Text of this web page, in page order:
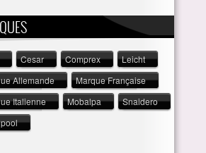
Cesar Comprex
Leicht
Allemande
Marque Française
Italienne
Mobalpa
Snaidero